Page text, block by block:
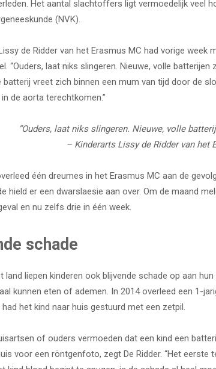
Het aantal slachtoffers ligt vermoedelijk veel
(NVK).
de Ridder van het Erasmus MC had vorige week
“Ouders, laat niks slingeren. Nieuwe, volle batterijen
batterij vreet zich binnen een mum van tijd door de
de aorta terechtkomen.”
“Ouders, laat niks slingeren. Nieuwe, volle
– Kinderarts Lissy de Ridder van het
één dreumes in het Erasmus MC aan de
hield er een dwarslaesie aan over. Om de maand
en nu zelfs drie in één week.
schade
land liepen kinderen ook blijvende schade op aan
kunnen eten of ademen. In 2014 overleed een 1-
het kind naar huis gestuurd met een zetpil.
of ouders vermoeden dat een kind een
voor een röntgenfoto, zegt De Ridder. “Het eerste